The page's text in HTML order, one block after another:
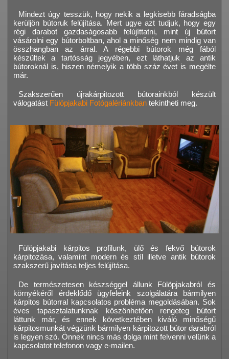
Mindezt úgy tesszük, hogy nekik a legkisebb fáradságba
kerüljön bútoruk felújítása. Mert ugye azt tudjuk, hogy egy
régi darabot gazdaságosabb felújíttatni, mint új bútort
vásárolni egy bútorboltban, ahol a minőség nem mindig van
összhangban az árral. A régebbi bútorok még fából
készültek a tartósság jegyében, ezt láthatjuk az antik
bútoroknál is, hiszen némelyik a több száz évet is megélte
már.
Szakszerűen újrakárpitozott bútorainkból készült
válogatást Fülöpjakabi Fotógalériánkban tekintheti meg.
Fülöpjakabi kárpitos profilunk, ülő és fekvő bútorok
kárpitozása, valamint modern és stíl illetve antik bútorok
szakszerű javítása teljes felújítása.
De természetesen készséggel állunk Fülöpjakabról és
környékéről érdeklődő ügyfeleink szolgálatára bármilyen
kárpitos bútorral kapcsolatos probléma megoldásában. Sok
éves tapasztalatunknak köszönhetően rengeteg bútort
láttunk már, és ennek következtében kiváló minőségű
kárpitosmunkát végzünk bármilyen kárpitozott bútor darabról
is legyen szó. Önnek nincs más dolga mint felvenni velünk a
kapcsolatot telefonon vagy e-mailen.